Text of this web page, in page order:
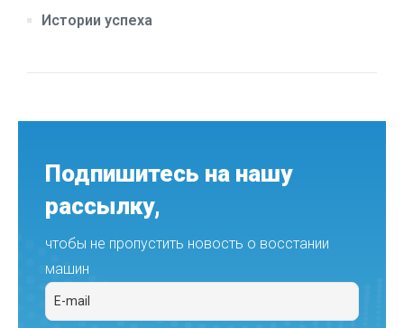
Истории успеха
Подпишитесь на нашу
рассылку,
чтобы не пропустить новость о восстании
машин